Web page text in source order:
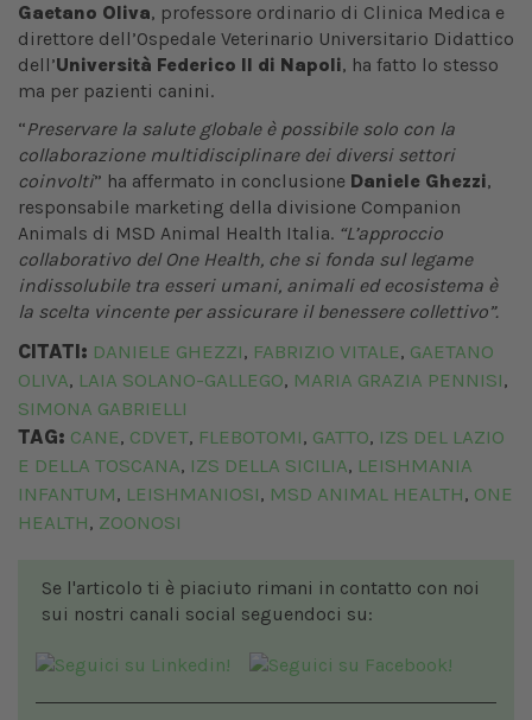
Gaetano Oliva, professore ordinario di Clinica Medica e
direttore dell’Ospedale Veterinario Universitario Didattico
dell’Università Federico II di Napoli, ha fatto lo stesso
ma per pazienti canini.
“Preservare la salute globale è possibile solo con la
collaborazione multidisciplinare dei diversi settori
coinvolti” ha affermato in conclusione Daniele Ghezzi,
responsabile marketing della divisione Companion
Animals di MSD Animal Health Italia. “L’approccio
collaborativo del One Health, che si fonda sul legame
indissolubile tra esseri umani, animali ed ecosistema è
la scelta vincente per assicurare il benessere collettivo”.
CITATI: DANIELE GHEZZI, FABRIZIO VITALE, GAETANO
OLIVA, LAIA SOLANO-GALLEGO, MARIA GRAZIA PENNISI,
SIMONA GABRIELLI
TAG: CANE, CDVET, FLEBOTOMI, GATTO, IZS DEL LAZIO
E DELLA TOSCANA, IZS DELLA SICILIA, LEISHMANIA
INFANTUM, LEISHMANIOSI, MSD ANIMAL HEALTH, ONE
HEALTH, ZOONOSI
Se l'articolo ti è piaciuto rimani in contatto con noi
sui nostri canali social seguendoci su: